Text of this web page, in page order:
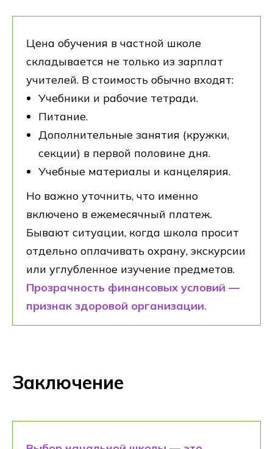
Цена обучения в частной школе
складывается не только из зарплат
учителей. В стоимость обычно входят:
Учебники и рабочие тетради.
Питание.
Дополнительные занятия (кружки,
секции) в первой половине дня.
Учебные материалы и канцелярия.
Но важно уточнить, что именно
включено в ежемесячный платеж.
Бывают ситуации, когда школа просит
отдельно оплачивать охрану, экскурсии
или углубленное изучение предметов.
Прозрачность финансовых условий —
признак здоровой организации.
Заключение
и расскажем об обучении
+7
Записаться на консультацию
Министерство науки и высшего
+7 (964) 339-60-04
Контакты
Использования Cookie-файлов
Проспект
Мира, 3